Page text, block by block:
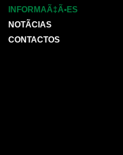
INFORMAÃ‡Ã•ES
NOTÃ­CIAS
CONTACTOS